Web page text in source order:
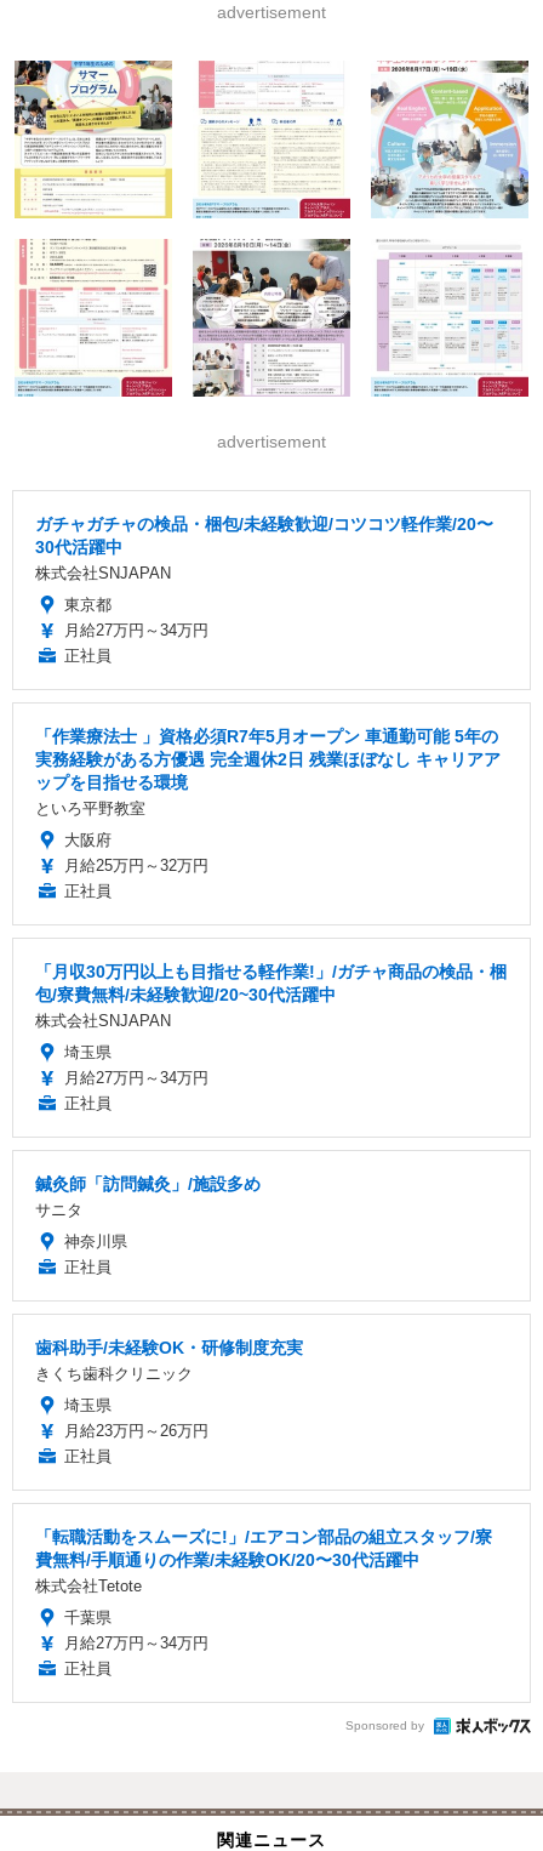
advertisement
advertisement
ガチャガチャの検品・梱包/未経験歓迎/コツコツ軽作業/20〜
30代活躍中
株式会社SNJAPAN
東京都
月給27万円～34万円
正社員
「作業療法士 」資格必須R7年5月オープン 車通勤可能 5年の
実務経験がある方優遇 完全週休2日 残業ほぼなし キャリアア
ップを目指せる環境
といろ平野教室
大阪府
月給25万円～32万円
正社員
「月収30万円以上も目指せる軽作業!」/ガチャ商品の検品・梱
包/寮費無料/未経験歓迎/20~30代活躍中
株式会社SNJAPAN
埼玉県
月給27万円～34万円
正社員
鍼灸師「訪問鍼灸」/施設多め
サニタ
神奈川県
正社員
歯科助手/未経験OK・研修制度充実
きくち歯科クリニック
埼玉県
月給23万円～26万円
正社員
「転職活動をスムーズに!」/エアコン部品の組立スタッフ/寮
費無料/手順通りの作業/未経験OK/20〜30代活躍中
株式会社Tetote
千葉県
月給27万円～34万円
正社員
Sponsored by
関連ニュース